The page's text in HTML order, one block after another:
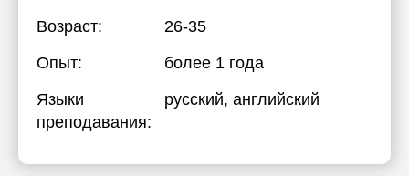
Возраст:
26-35
Опыт:
более 1 года
Языки
преподавания:
русский, английский